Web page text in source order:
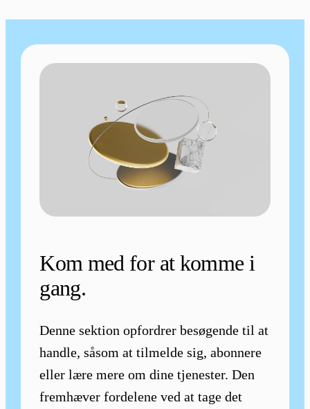
Kom med for at komme i
gang.
Denne sektion opfordrer besøgende til at
handle, såsom at tilmelde sig, abonnere
eller lære mere om dine tjenester. Den
fremhæver fordelene ved at tage det